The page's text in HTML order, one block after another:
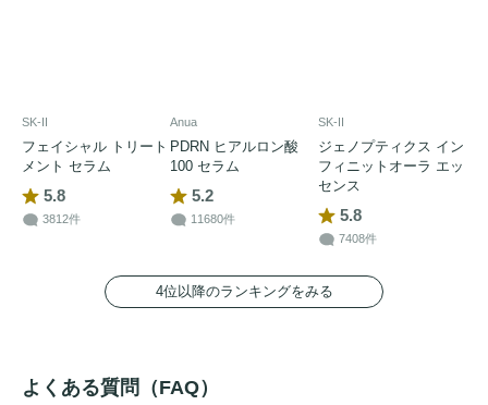
SK-II
フェイシャル トリート
メント セラム
5.8
3812件
Anua
PDRN ヒアルロン酸
100 セラム
5.2
11680件
SK-II
ジェノプティクス イン
フィニットオーラ エッ
センス
5.8
7408件
4位以降のランキングをみる
よくある質問（FAQ）